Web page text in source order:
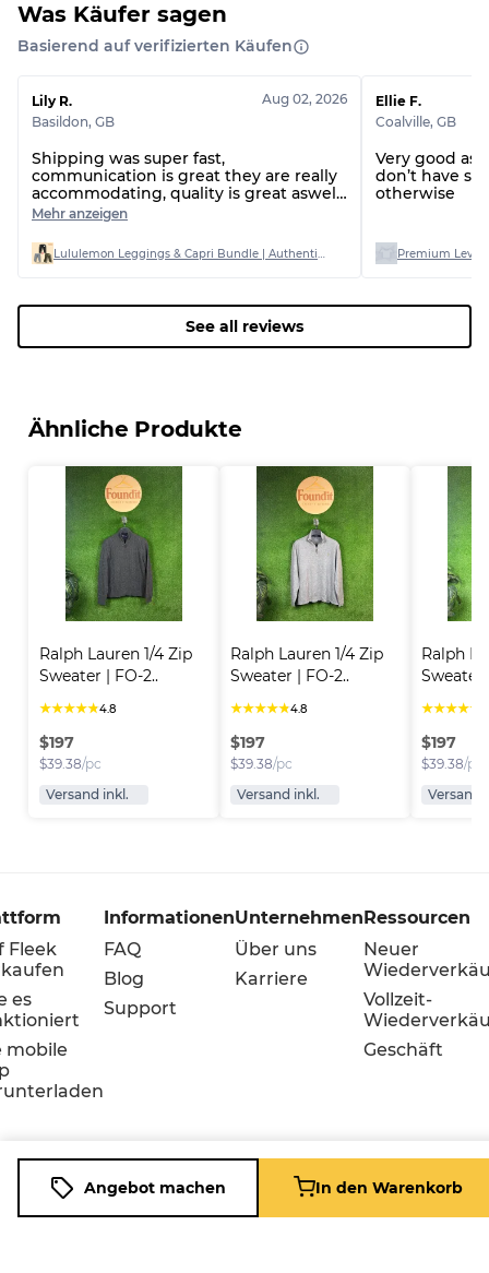
Angebot machen In den Warenkorb
Was Käufer sagen
Basierend auf verifizierten Käufen
Lily R.
Basildon, GB
Aug 02, 2026
Shipping was super fast,
communication is great they are really
accommodating, quality is great aswell
I bought AB graded and only one item
had a stain on out of 20
Mehr anzeigen
Ellie F.
Coalville, GB
Very good as
don’t have
otherwise
Premium
See all reviews
Ähnliche Produkte
Ralph Lauren 1/4 Zip
Sweater | FO-2..
★★★★★4.8
$197
$39.38/pc
Versand inkl.
Ralph Lauren 1/4 Zip
Sweater | FO-2..
★★★★★4.8
$197
$39.38/pc
Versand inkl.
Ralph
Sweater
★★★★★
$197
$39.38/pc
Versand
Fleek
es
mobile
Informationen
FAQ
Blog
Support
Unternehmen
Über uns
Karriere
Ressourcen
Neuer
Vollzeit-
Geschäft
Datenschutz Cookie-